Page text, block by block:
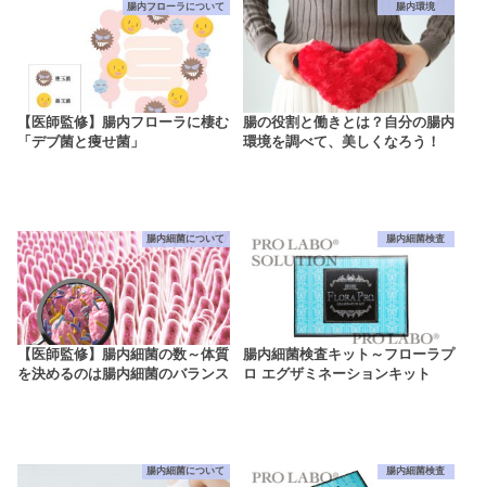
腸内フローラについて
【医師監修】腸内フローラに棲む
「デブ菌と痩せ菌」
腸内環境
腸の役割と働きとは？自分の腸内
環境を調べて、美しくなろう！
腸内細菌について
【医師監修】腸内細菌の数～体質
を決めるのは腸内細菌のバランス
腸内細菌検査
腸内細菌検査キット～フローラプ
ロ エグザミネーションキット
腸内細菌について 腸内細菌検査